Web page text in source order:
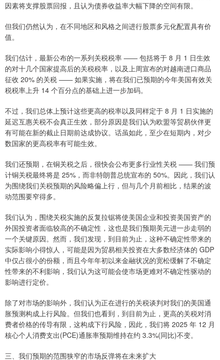
因素将支撑股票回报，且认为债券收益率大幅下降的空间有限。
但我们仍然认为，在不同地区和风格之间进行股票多元化配置具有价
值。
我们估计，最新公布的一系列关税税率 —— 包括将于 8 月 1 日生效
的对十几个国家提高后的关税税率，以及上周宣布的对越南进口商品
征收 20% 的关税 —— 如果实施，将在我们已预期的今年美国有效关
税税率上升 14 个百分点的基础上进一步加码。
不过，我们总体上预计这些更高的税率以及同样定于 8 月 1 日实施的
延迟互惠关税不会真正生效，部分原因是我们认为欧盟等贸易伙伴更
有可能在新的截止日期前达成协议。话虽如此，至少在短期内，对少
数国家的更高税率有可能生效。
我们还预期，在铜关税之后，很快会公布更多行业性关税 —— 我们预
计铜关税最终将是 25%，而非特朗普总统宣布的 50%。因此，我们认
为围绕我们关税预期的风险略偏上行，但与几个月前相比，结果的波
动范围要窄得多。
我们认为，围绕关税实施的反复拉锯将使美国企业和投资美国资产的
外国投资者面临较高的不确定性，这也是我们预期美元进一步走弱的
一个关键原因。然而，我们发现，到目前为止，这种不确定性带来的
实际影响小得惊人，可能是因为贸易相关投资在大多数经济体的 GDP
中仅占很小的份额，而且今年年初以来金融状况的宽松缓解了不确定
性带来的不利影响，我们认为这可能会使市场更难对不确定性驱动的
影响进行定价。
除了对市场的影响外，我们认为正在进行的关税谈判对我们的美国通
胀预测构成上行风险。但我们也看到，到目前为止，更高的关税对消
费者价格的传导有限，这构成下行风险，因此，我们将 2025 年 12 月
核心个人消费支出(PCE)通胀率预期维持在约 3.3%(同比)不变。
三、我们预期的范围狭窄的市场反弹将在未来扩大